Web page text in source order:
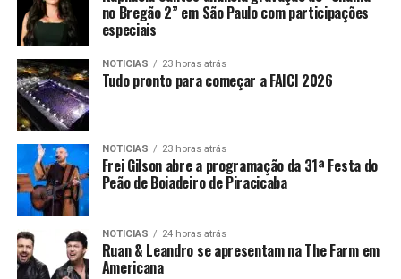
no Bregão 2” em São Paulo com participações
especiais
NOTICIAS 23 horas atrás
Tudo pronto para começar a FAICI 2026
NOTICIAS 23 horas atrás
Frei Gilson abre a programação da 31ª Festa do
Peão de Boiadeiro de Piracicaba
NOTICIAS 24 horas atrás
Ruan & Leandro se apresentam na The Farm em
Americana